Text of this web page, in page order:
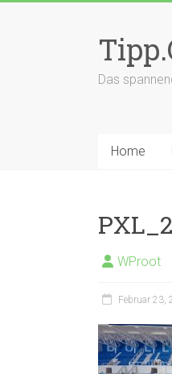
Das
Home
WProot
Februar 23,